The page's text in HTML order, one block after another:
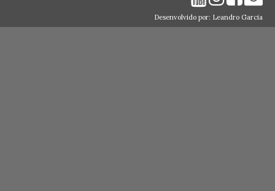
Desenvolvido por: Leandro Garcia